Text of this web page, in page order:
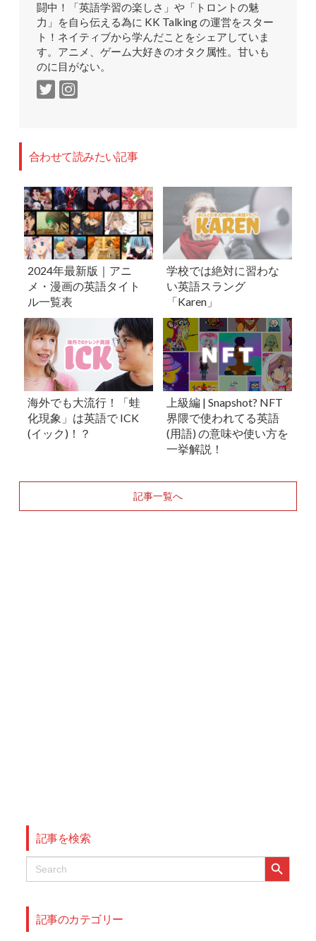
闘中！「英語学習の楽しさ」や「トロントの魅
力」を自ら伝える為に KK Talking の運営をスター
ト！ネイティブから学んだことをシェアしていま
す。アニメ、ゲーム大好きのオタク属性。甘いも
のに目がない。
合わせて読みたい記事
2024年最新版｜アニ
メ・漫画の英語タイト
ル一覧表
学校では絶対に習わな
い英語スラング
「Karen」
海外でも大流行！「蛙
化現象」は英語で ICK
(イック)！？
上級編 | Snapshot? NFT
界隈で使われてる英語
(用語) の意味や使い方を
一挙解説！
記事一覧へ
記事を検索
Search
for:
Search Button
記事のカテゴリー